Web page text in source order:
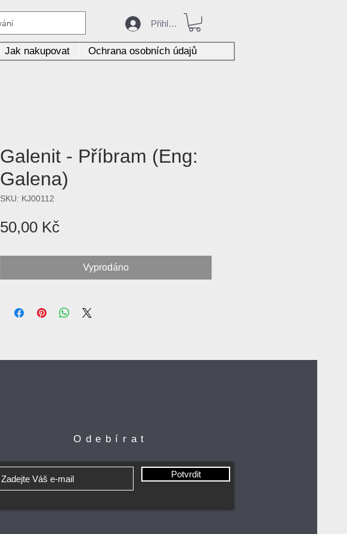
Přihlásit
Jak nakupovat Ochrana osobních údajů
Galenit - Příbram (Eng:
Galena)
SKU: KJ00112
50,00 KčCena
Vyprodáno
Odebírat
Potvrdit